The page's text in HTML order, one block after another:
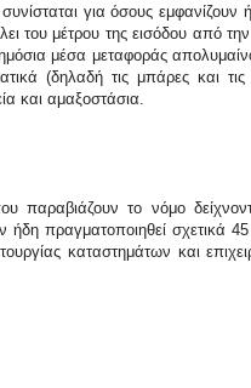
για όσους εμφανίζουν
του μέτρου της εισόδου από
μέσα μεταφοράς
(δηλαδή τις μπάρες και τις
και αμαξοστάσια.
παραβιάζουν το νόμο
πραγματοποιηθεί σχετικά
καταστημάτων και